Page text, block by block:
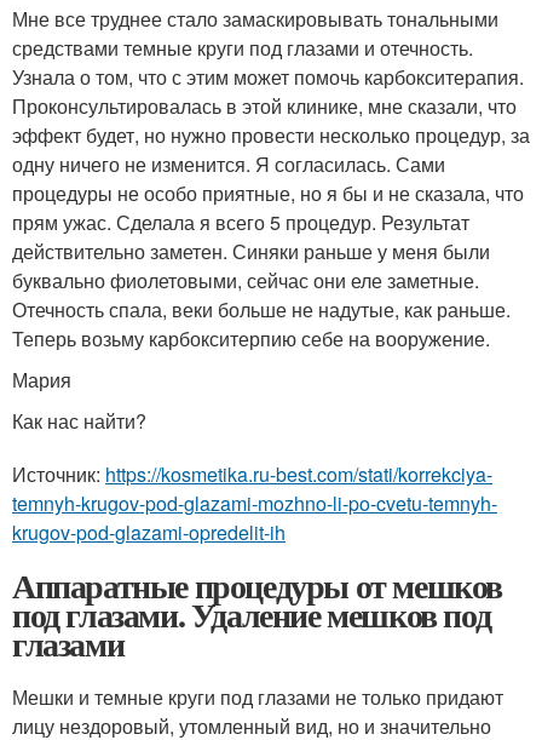
Мне все труднее стало замаскировывать тональными
средствами темные круги под глазами и отечность.
Узнала о том, что с этим может помочь карбокситерапия.
Проконсультировалась в этой клинике, мне сказали, что
эффект будет, но нужно провести несколько процедур, за
одну ничего не изменится. Я согласилась. Сами
процедуры не особо приятные, но я бы и не сказала, что
прям ужас. Сделала я всего 5 процедур. Результат
действительно заметен. Синяки раньше у меня были
буквально фиолетовыми, сейчас они еле заметные.
Отечность спала, веки больше не надутые, как раньше.
Теперь возьму карбокситерпию себе на вооружение.
Мария
Как нас найти?
Источник: https://kosmetika.ru-best.com/stati/korrekciya-
temnyh-krugov-pod-glazami-mozhno-li-po-cvetu-temnyh-
krugov-pod-glazami-opredelit-ih
Аппаратные процедуры от мешков
под глазами. Удаление мешков под
глазами
Мешки и темные круги под глазами не только придают
лицу нездоровый, утомленный вид, но и значительно